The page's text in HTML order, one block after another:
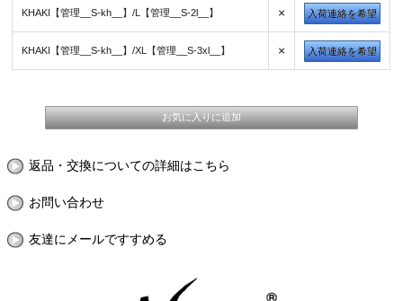
KHAKI【管理__S-kh__】/L【管理__S-2l__】 × 入荷連絡を希望
KHAKI【管理__S-kh__】/XL【管理__S-3xl__】 × 入荷連絡を希望
返品・交換についての詳細はこちら
お問い合わせ
友達にメールですすめる